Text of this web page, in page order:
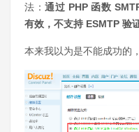
法：通过 PHP 函数
有效，不支持 ESMTP 验
本来我以为是不能成功的